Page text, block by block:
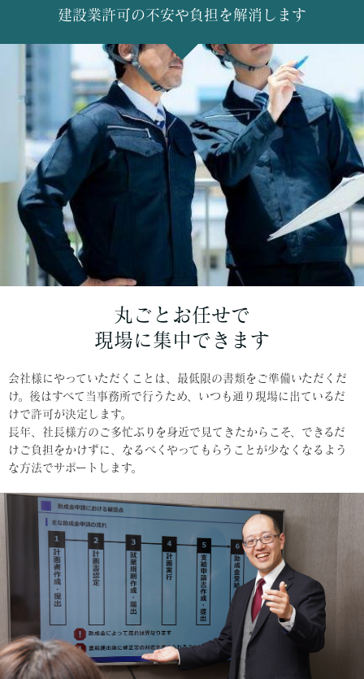
建設業許可の不安や負担を解消します
丸ごとお任せで
現場に集中できます
会社様にやっていただくことは、最低限の書類をご準備いただくだ
け。後はすべて当事務所で行うため、いつも通り現場に出ているだ
けで許可が決定します。
長年、社長様方のご多忙ぶりを身近で見てきたからこそ、できるだ
けご負担をかけずに、なるべくやってもらうことが少なくなるよう
な方法でサポートします。